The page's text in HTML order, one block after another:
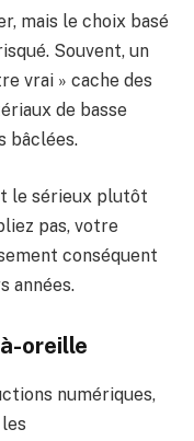
mais le choix basé
Souvent, un
vrai » cache des
de basse
bâclées.
le sérieux plutôt
pas, votre
conséquent
années.
oreille
numériques,